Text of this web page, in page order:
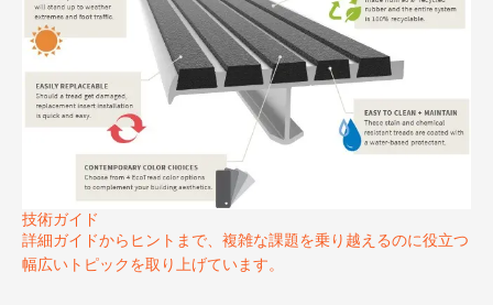
技術ガイド
詳細ガイドからヒントまで、複雑な課題を乗り越えるのに役立つ
幅広いトピックを取り上げています。